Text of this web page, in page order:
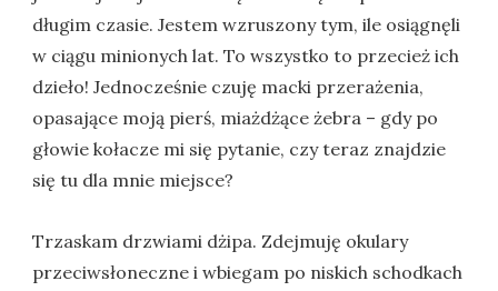
długim czasie. Jestem wzruszony tym, ile osiągnęli
w ciągu minionych lat. To wszystko to przecież ich
dzieło! Jednocześnie czuję macki przerażenia,
opasające moją pierś, miażdżące żebra – gdy po
głowie kołacze mi się pytanie, czy teraz znajdzie
się tu dla mnie miejsce?
Trzaskam drzwiami dżipa. Zdejmuję okulary
przeciwsłoneczne i wbiegam po niskich schodkach